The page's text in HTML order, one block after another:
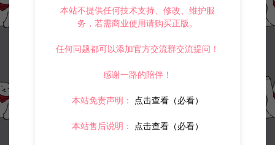
此资源下载价格为 30 星钻，请先 登录
本站不提供任何技术支持、修改、维护服
务，若需商业使用请购买正版。
任何问题都可以添加官方交流群交流提问！
感谢一路的陪伴！
本站免责声明： 点击查看（必看）
本站售后说明： 点击查看（必看）